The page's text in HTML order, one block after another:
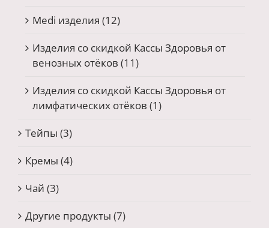
Medi изделия (12)
Изделия со скидкой Кассы Здоровья от
венозных отёков (11)
Изделия со скидкой Кассы Здоровья от
лимфатических отёков (1)
Тейпы (3)
Кремы (4)
Чай (3)
Другие продукты (7)